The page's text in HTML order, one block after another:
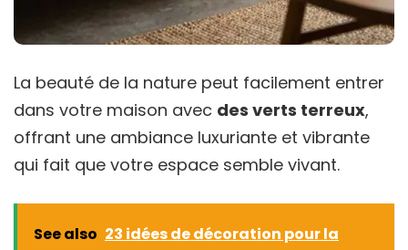
La beauté de la nature peut facilement entrer
dans votre maison avec des verts terreux,
offrant une ambiance luxuriante et vibrante
qui fait que votre espace semble vivant.
See also 23 idées de décoration pour la